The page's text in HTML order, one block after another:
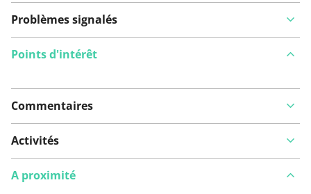
Problèmes signalés
Voir sur la carte
Vous avez remarqué quelque chose sur cet itinéraire ?
Points d'intérêt
Commentaires
Activités
A proximité